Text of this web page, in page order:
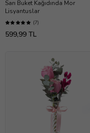
Sarı Buket Kağıdında Mor
Lisyantuslar
(7)
599,99 TL